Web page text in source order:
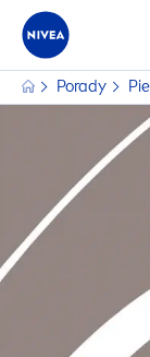
Porady